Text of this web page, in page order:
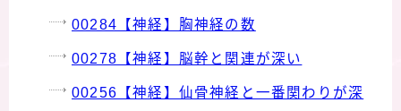
00284【神経】胸神経の数
00278【神経】脳幹と関連が深い
00256【神経】仙骨神経と一番関わりが深